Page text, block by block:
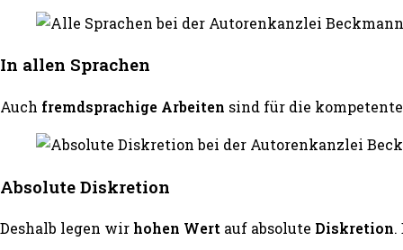
In allen Sprachen
Auch fremdsprachige Arbeiten sind für die
Absolute Diskretion
Deshalb legen wirhohen Wert auf absolute Diskretion.